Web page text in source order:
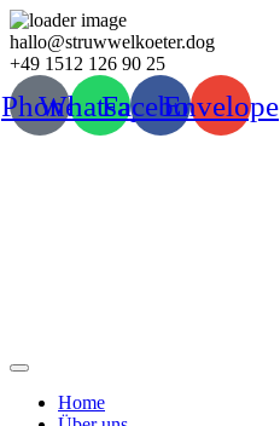
Zum
Inhalt
wechseln
hallo@struwwelkoeter.dog
+49 1512 126 90 25
PhoneWhatsappFacebookEnvelope
Home